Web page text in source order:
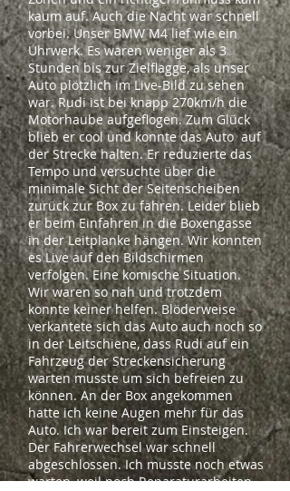
kaum auf. Auch die Nacht war schnell
vorbei. Unser BMW M4 lief wie ein
Uhrwerk. Es waren weniger als 3
Stunden bis zur Zielflagge, als unser
Auto plötzlich im Live-Bild zu sehen
war. Rudi ist bei knapp 270km/h die
Motorhaube aufgeflogen. Zum Glück
blieb er cool und konnte das Auto auf
der Strecke halten. Er reduzierte das
Tempo und versuchte über die
minimale Sicht der Seitenscheiben
zurück zur Box zu fahren. Leider blieb
er beim Einfahren in die Boxengasse
in der Leitplanke hängen. Wir konnten
es Live auf den Bildschirmen
verfolgen. Eine komische Situation.
Wir waren so nah und trotzdem
konnte keiner helfen. Blöderweise
verkantete sich das Auto auch noch so
in der Leitschiene, dass Rudi auf ein
Fahrzeug der Streckensicherung
warten musste um sich befreien zu
können. An der Box angekommen
hatte ich keine Augen mehr für das
Auto. Ich war bereit zum Einsteigen.
Der Fahrerwechsel war schnell
abgeschlossen. Ich musste noch etwas
warten, weil noch Reparaturarbeiten